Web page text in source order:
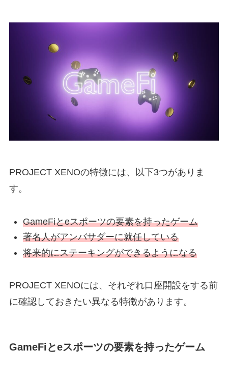
PROJECT XENOの特徴には、以下3つがありま
す。
GameFiとeスポーツの要素を持ったゲーム
著名人がアンバサダーに就任している
将来的にステーキングができるようになる
PROJECT XENOには、それぞれ口座開設をする前
に確認しておきたい異なる特徴があります。
GameFiとeスポーツの要素を持ったゲーム